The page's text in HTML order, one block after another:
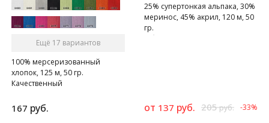
Ещё 17 вариантов
100% мерсеризованный
хлопок, 125 м, 50 гр.
Качественный
167 руб.
25% супертонкая альпака, 30%
меринос, 45% акрил, 120 м, 50
гр.
Объемная, очень теплая,
от 137 руб. 205руб. -33%